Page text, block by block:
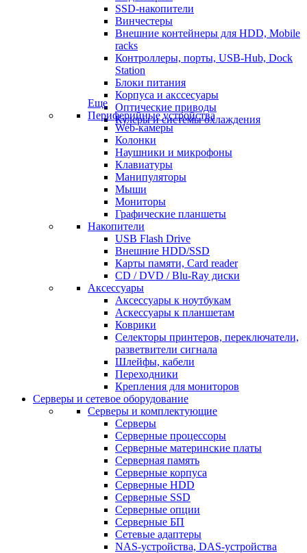
SSD-накопители
Винчестеры
Внешние контейнеры для HDD, Mobile
racks
Контроллеры, порты, USB-Hub, Dock
Station
Блоки питания
Корпуса и акссесуары
Оптические приводы
Кулеры и системы охлаждения
Еще
Периферийные устройства
Web-камеры
Колонки
Наушники и микрофоны
Клавиатуры
Манипуляторы
Мыши
Мониторы
Графические планшеты
Накопители
USB Flash Drive
Внешние HDD/SSD
Карты памяти, Card reader
CD / DVD / Blu-Ray диски
Аксессуары
Аксессуары к ноутбукам
Аскессуары к планшетам
Коврики
Селекторы принтеров, переключатели,
разветвители сигнала
Шлейфы, кабели
Переходники
Крепления для мониторов
Серверы и сетевое оборудование
Серверы и комплектующие
Серверы
Серверные процессоры
Серверные материнские платы
Серверная память
Серверные корпуса
Серверные HDD
Серверные SSD
Серверные опции
Серверные БП
Сетевые адаптеры
NAS-устройства, DAS-устройства